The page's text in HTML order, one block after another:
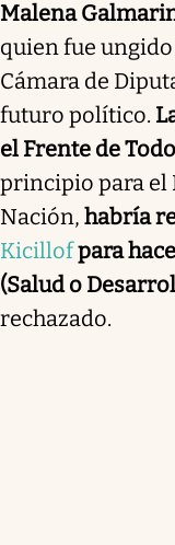
Malena
quien fue
Cámara de
futuro político.
el Frente de
principio para el
Nación, habría
Kicillofpara
(Salud o
rechazado.